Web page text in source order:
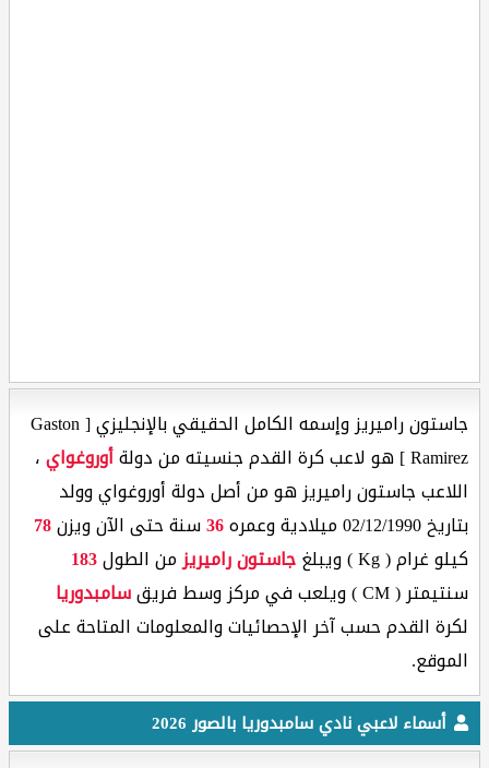
جاستون راميريز وإسمه الكامل الحقيقي بالإنجليزي [ Gaston
Ramirez ] هو لاعب كرة القدم جنسيته من دولة
أوروغواي،
اللاعب جاستون راميريز هو من أصل دولة أوروغواي وولد
بتاريخ 02/12/1990 ميلادية وعمره
36سنة حتى الآن ويزن78
كيلو غرام ( Kg ) ويبلغ
جاستون راميريزمن الطول183
سنتيمتر ( CM ) ويلعب في مركز وسط فريق
سامبدوريا
لكرة القدم حسب آخر الإحصائيات والمعلومات المتاحة على
الموقع.
أسماء لاعبي نادي سامبدوريا بالصور 2026